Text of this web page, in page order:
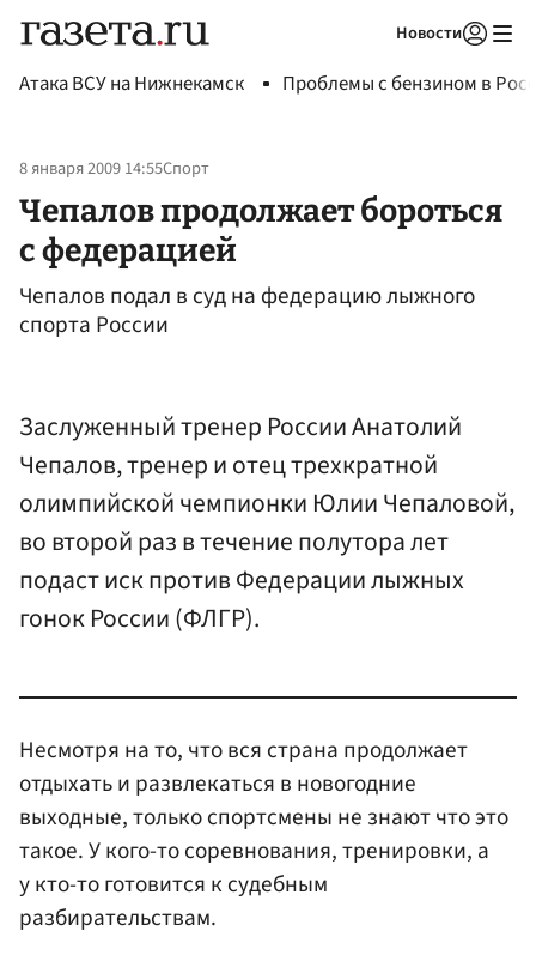
Новости
Атака ВСУ на Нижнекамск Проблемы с бензином в
8 января 2009 14:55Спорт
Чепалов продолжает бороться
с федерацией
Чепалов подал в суд на федерацию лыжного
спорта России
Заслуженный тренер России Анатолий
Чепалов, тренер и отец трехкратной
олимпийской чемпионки Юлии Чепаловой,
во второй раз в течение полутора лет
подаст иск против Федерации лыжных
гонок России (ФЛГР).
Несмотря на то, что вся страна продолжает
отдыхать и развлекаться в новогодние
выходные, только спортсмены не знают что это
такое. У кого-то соревнования, тренировки, а
у кто-то готовится к судебным
разбирательствам.